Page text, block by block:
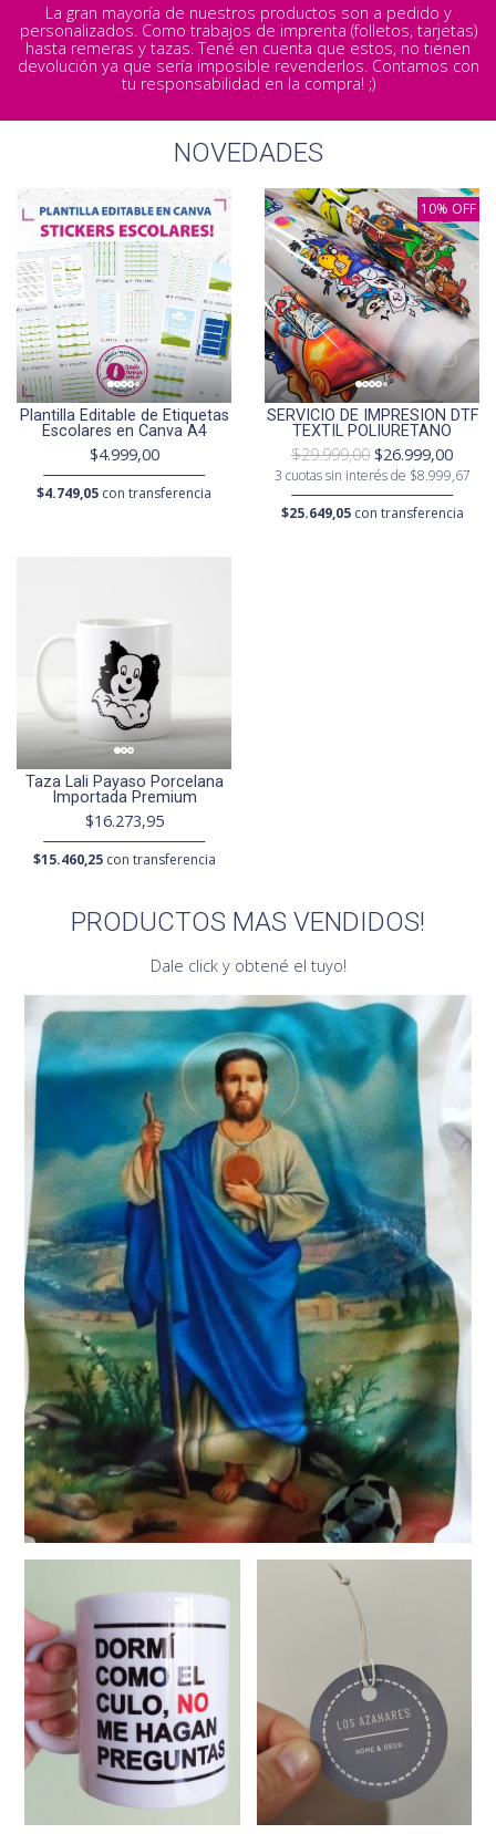
La gran mayoría de nuestros productos son a pedido y
personalizados. Como trabajos de imprenta (folletos, tarjetas)
hasta remeras y tazas. Tené en cuenta que estos, no tienen
devolución ya que sería imposible revenderlos. Contamos con
tu responsabilidad en la compra! ;)
NOVEDADES
Plantilla Editable de Etiquetas
Escolares en Canva A4
$4.999,00
$4.749,05 con transferencia
10% OFF
SERVICIO DE IMPRESION DTF
TEXTIL POLIURETANO
$29.999,00 $26.999,00
3 cuotas sin interés de $8.999,67
$25.649,05con transferencia
Taza Lali Payaso Porcelana
Importada Premium
$16.273,95
$15.460,25con transferencia
PRODUCTOS MAS VENDIDOS!
Dale click y obtené el tuyo!